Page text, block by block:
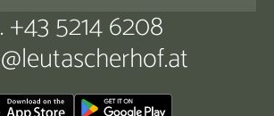
+43 5214 6208
leutascherhof.at